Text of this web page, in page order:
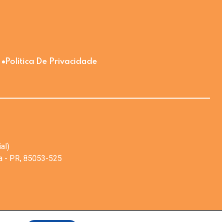
Política De Privacidade
- PR, 85053-525